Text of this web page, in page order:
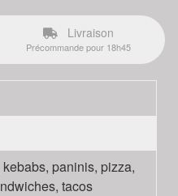
Livraison
Précommande pour 18h45
paninis, pizza,
tacos